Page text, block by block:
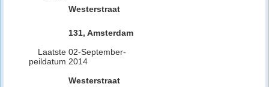
Westerstraat
131, Amsterdam
Laatste
peildatum
02-September-
2014
Westerstraat